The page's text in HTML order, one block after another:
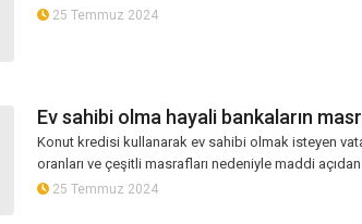
25 Temmuz 2024
Ev sahibi olma hayali bankaların
Konut kredisi kullanarak ev sahibi olmak isteyen
oranları ve çeşitli masrafları nedeniyle maddi
25 Temmuz 2024